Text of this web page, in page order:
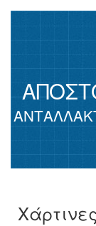
Skip